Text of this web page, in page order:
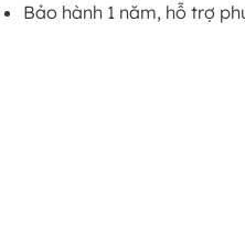
Bảo hành 1 năm, hỗ trợ